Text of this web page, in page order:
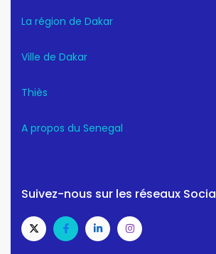
La région de Dakar
Ville de Dakar
Thiès
A propos du Senegal
Suivez-nous sur les réseaux